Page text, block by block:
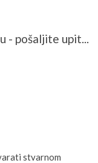
- pošaljite upit...
stvarnom